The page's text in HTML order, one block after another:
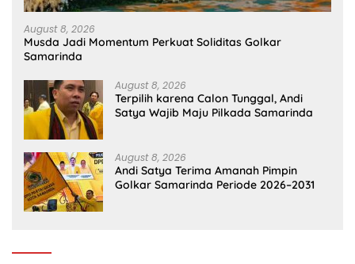
August 8, 2026
Musda Jadi Momentum Perkuat Soliditas Golkar
Samarinda
August 8, 2026
Terpilih karena Calon Tunggal, Andi
Satya Wajib Maju Pilkada Samarinda
August 8, 2026
Andi Satya Terima Amanah Pimpin
Golkar Samarinda Periode 2026–2031